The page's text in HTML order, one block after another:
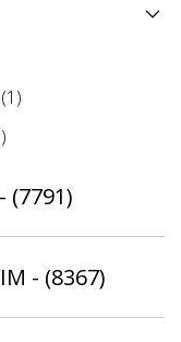
(1)
(7791)
- (8367)